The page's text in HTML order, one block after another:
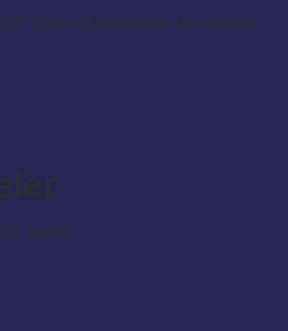
title= »Formulaire de contact
66 85